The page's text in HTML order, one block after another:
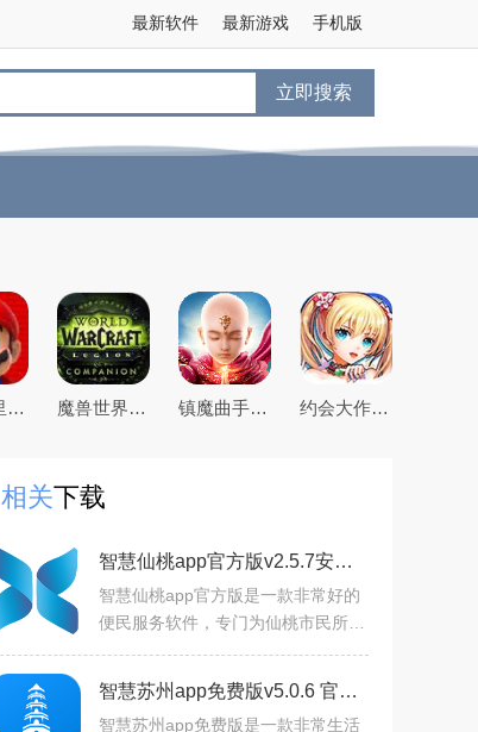
手机版
最新游戏
最新软件
立即搜索
超级马里奥跑酷ios 魔兽世界军团伴侣ios 镇魔曲手游ios 约会大作战手游ios
相关下载
智慧仙桃app官方版v2.5.7安卓版
智慧仙桃app官方版是一款非常好的
便民服务软件，专门为仙桃市民所打
手的资讯，包括最新的政策变动，这
里涉及到医疗，教育等很多
智慧苏州app免费版v5.0.6 官方安卓版
智慧苏州app免费版是一款非常生活